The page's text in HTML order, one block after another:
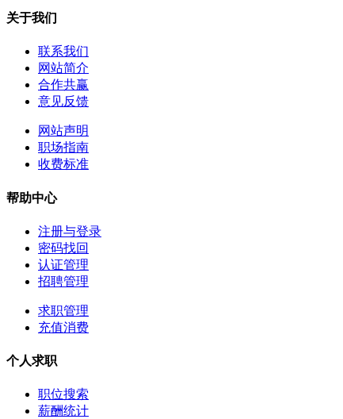
关于我们
联系我们
网站简介
合作共赢
意见反馈
网站声明
职场指南
收费标准
帮助中心
注册与登录
密码找回
认证管理
招聘管理
求职管理
充值消费
个人求职
职位搜索
薪酬统计